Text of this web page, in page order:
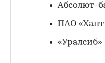
Абсолют-
ПАО
«Уралсиб»